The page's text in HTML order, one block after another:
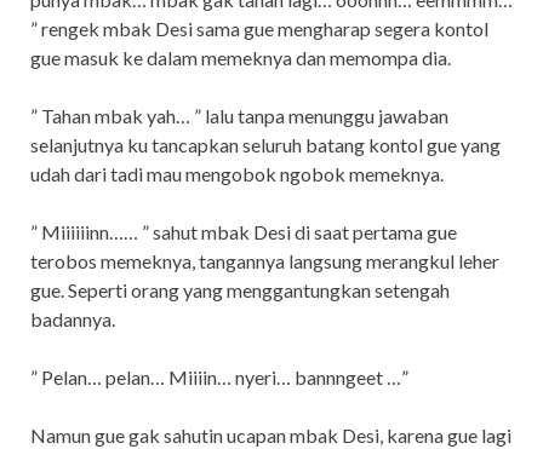
” rengek mbak Desi sama gue mengharap segera kontol
gue masuk ke dalam memeknya dan memompa dia.
” Tahan mbak yah… ” lalu tanpa menunggu jawaban
selanjutnya ku tancapkan seluruh batang kontol gue yang
udah dari tadi mau mengobok ngobok memeknya.
” Miiiiiinn…… ” sahut mbak Desi di saat pertama gue
terobos memeknya, tangannya langsung merangkul leher
gue. Seperti orang yang menggantungkan setengah
badannya.
” Pelan… pelan… Miiiin… nyeri… bannngeet …”
Namun gue gak sahutin ucapan mbak Desi, karena gue lagi